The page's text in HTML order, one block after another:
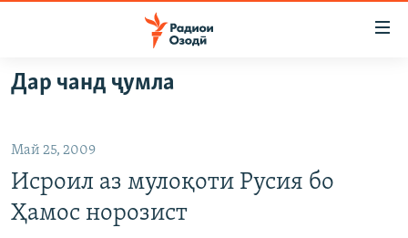
Ҷаҳиш
ба
аслӣ
ба
феҳристи
ГӮШАҲО
ҶОМЕА
ҚАЗИЯИ "КРОКУС"
САЛОМ, ХОҲАР
ТАҲҚИҚОТ
Дар чанд ҷумла
Май 25, 2009
Исроил аз мулоқоти Русия бо
Ҳамос норозист